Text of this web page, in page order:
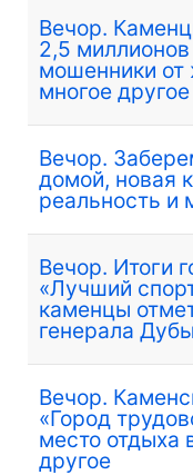
Вечор.
2,5
мошенники от
многое другое
Вечор.
домой, новая
реальность и
Вечор. Итоги
«Лучший
каменцы
генерала
Вечор.
«Город
место отдыха
другое